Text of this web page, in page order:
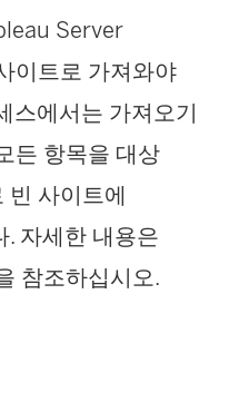
Server
이트로 가져와야
스에서는 가져오기
든 항목을 대상
빈 사이트에
. 자세한 내용은
참조하십시오.